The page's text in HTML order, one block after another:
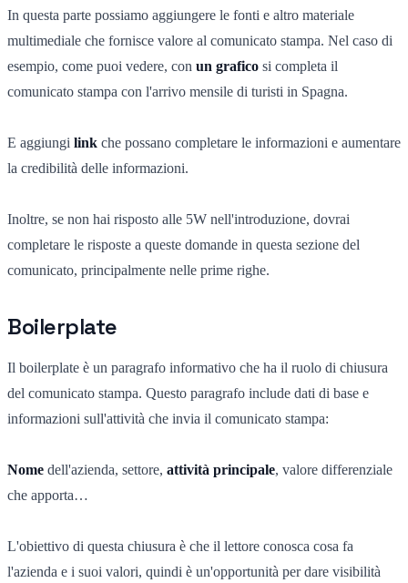
In questa parte possiamo aggiungere le fonti e altro materiale
multimediale che fornisce valore al comunicato stampa. Nel caso di
esempio, come puoi vedere, con un grafico si completa il
comunicato stampa con l'arrivo mensile di turisti in Spagna.
E aggiungi link che possano completare le informazioni e aumentare
la credibilità delle informazioni.
Inoltre, se non hai risposto alle 5W nell'introduzione, dovrai
completare le risposte a queste domande in questa sezione del
comunicato, principalmente nelle prime righe.
Boilerplate
Il boilerplate è un paragrafo informativo che ha il ruolo di chiusura
del comunicato stampa. Questo paragrafo include dati di base e
informazioni sull'attività che invia il comunicato stampa:
Nome dell'azienda, settore, attività principale, valore differenziale
che apporta…
L'obiettivo di questa chiusura è che il lettore conosca cosa fa
l'azienda e i suoi valori, quindi è un'opportunità per dare visibilità